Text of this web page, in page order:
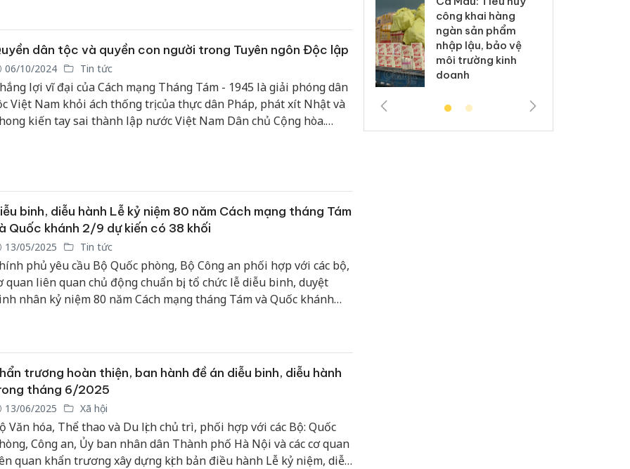
dân tộc và quyền con người trong Tuyên ngôn Độc lập
06/10/2024 Tin tức
lợi vĩ đại của Cách mạng Tháng Tám - 1945 là giải phóng dân
Việt Nam khỏi ách thống trị của thực dân Pháp, phát xít Nhật và
kiến tay sai thành lập nước Việt Nam Dân chủ Cộng hòa.
binh, diễu hành Lễ kỷ niệm 80 năm Cách mạng tháng Tám
Quốc khánh 2/9 dự kiến có 38 khối
13/05/2025 Tin tức
phủ yêu cầu Bộ Quốc phòng, Bộ Công an phối hợp với các bộ,
quan liên quan chủ động chuẩn bị, tổ chức lễ diễu binh, duyệt
nhân kỷ niệm 80 năm Cách mạng tháng Tám và Quốc khánh
trương hoàn thiện, ban hành đề án diễu binh, diễu hành
tháng 6/2025
13/06/2025 Xã hội
Văn hóa, Thể thao và Du lịch chủ trì, phối hợp với các Bộ: Quốc
Công an, Ủy ban nhân dân Thành phố Hà Nội và các cơ quan
quan khẩn trương xây dựng kịch bản điều hành Lễ kỷ niệm, diễu
bán hàng giả tại
Phú Quốc ra đầu
công khai hàng
ngàn sản phẩm
nhập lậu, bảo vệ
môi trường kinh
doanh